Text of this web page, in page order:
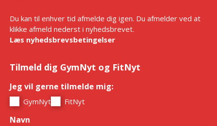
Du kan til enhver tid afmelde dig igen. Du afmelder ved at
klikke afmeld nederst i nyhedsbrevet.
Læs nyhedsbrevsbetingelser
Tilmeld dig GymNyt og FitNyt
Jeg vil gerne tilmelde mig:
GymNyt FitNyt
Navn